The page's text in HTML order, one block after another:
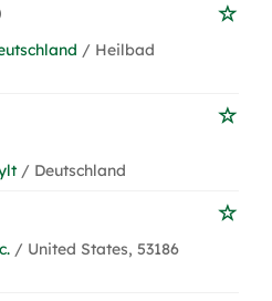
/ Heilbad
/ Deutschland
/ United States, 53186